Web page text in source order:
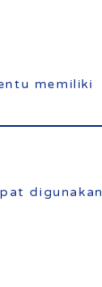
memiliki
digunakan